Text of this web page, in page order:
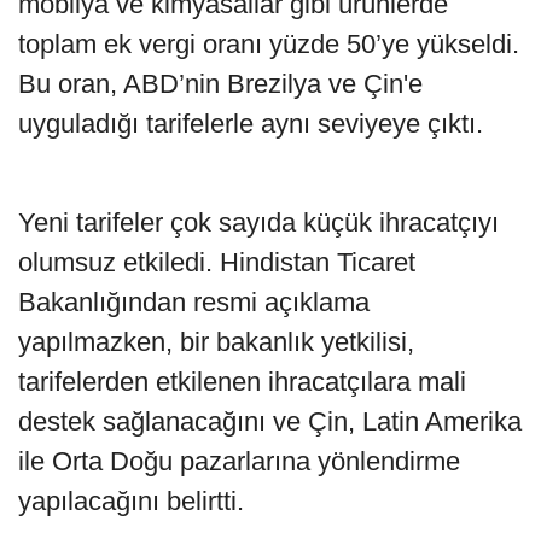
toplam ek vergi oranı yüzde 50’ye yükseldi.
Bu oran, ABD’nin Brezilya ve Çin'e
uyguladığı tarifelerle aynı seviyeye çıktı.
Yeni tarifeler çok sayıda küçük ihracatçıyı
olumsuz etkiledi. Hindistan Ticaret
Bakanlığından resmi açıklama
yapılmazken, bir bakanlık yetkilisi,
tarifelerden etkilenen ihracatçılara mali
destek sağlanacağını ve Çin, Latin Amerika
ile Orta Doğu pazarlarına yönlendirme
yapılacağını belirtti.